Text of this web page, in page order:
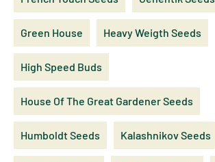
Green House Heavy Weigth Seeds
High Speed Buds
House Of The Great Gardener Seeds
Humboldt Seeds Kalashnikov Seeds